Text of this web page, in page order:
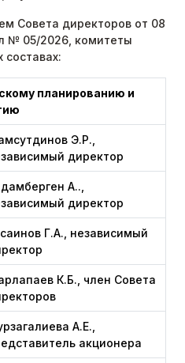
Совета директоров от 08
№ 05/2026, комитеты
планированию и
Э.Р.,
директор
А.Ө.,
директор
Г.А., независимый
К.Б., член Совета
А.Е.,
акционера